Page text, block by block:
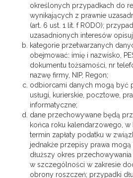
określonych przypadkach do
wynikających z prawnie
(art. 6 ust. 1 lit. f RODO);
uzasadnionych interesów
kategorie przetwarzanych
obejmować: imię i nazwisko,
dokumentu tożsamości, nr
nazwę firmy, NIP, Regon;
odbiorcami danych mogą być
usługi, kurierskie, pocztowe,
informatyczne;
dane przechowywane będą
końca roku kalendarzowego, w
termin zapłaty podatku w
jednakże przepisy prawa
dłuższy okres przechowywania
w szczególności w zakresie
obrony roszczeń; przypadki